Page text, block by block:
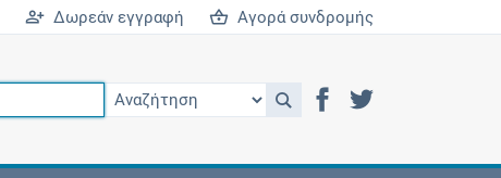
Δωρεάν εγγραφή Αγορά συνδρομής